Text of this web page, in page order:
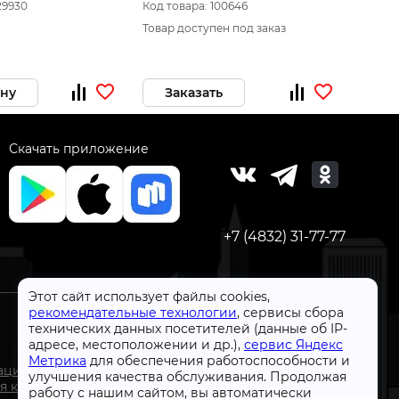
Этот сайт использует файлы cookies,
рекомендательные технологии, сервисы сбора
технических данных посетителей (данные об IP-
адресе, местоположении и др.), сервис Яндекс
Метрика для обеспечения работоспособности и
улучшения качества обслуживания. Продолжая
работу с нашим сайтом, вы автоматически
Прозр 5мм
Код товара: 100646
Товар доступен под заказ
Заказать
Скачать приложение
+7 (4832) 31-77-77
к
СтройлоН 1998-2026 г.
Публичная оферта